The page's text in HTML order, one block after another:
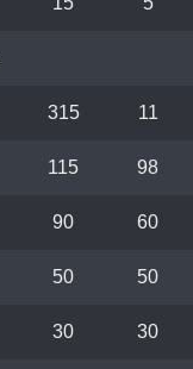
315 11
115 98
90 60
50 50
30 30